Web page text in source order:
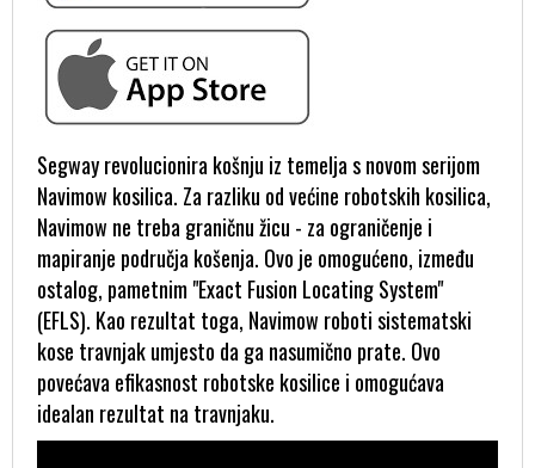
Segway revolucionira košnju iz temelja s novom serijom
Navimow kosilica. Za razliku od većine robotskih kosilica,
Navimow ne treba graničnu žicu - za ograničenje i
mapiranje područja košenja. Ovo je omogućeno, između
ostalog, pametnim "Exact Fusion Locating System"
(EFLS). Kao rezultat toga, Navimow roboti sistematski
kose travnjak umjesto da ga nasumično prate. Ovo
povećava efikasnost robotske kosilice i omogućava
idealan rezultat na travnjaku.